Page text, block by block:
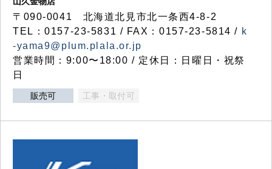
〒090-0041 北海道北見市北一条西4-8-2
TEL：0157-23-5831 / FAX：0157-23-5814 / k
-yama9@plum.plala.or.jp
営業時間：9:00〜18:00 / 定休日：日曜日・祝祭
日
販売可 工事・取付可